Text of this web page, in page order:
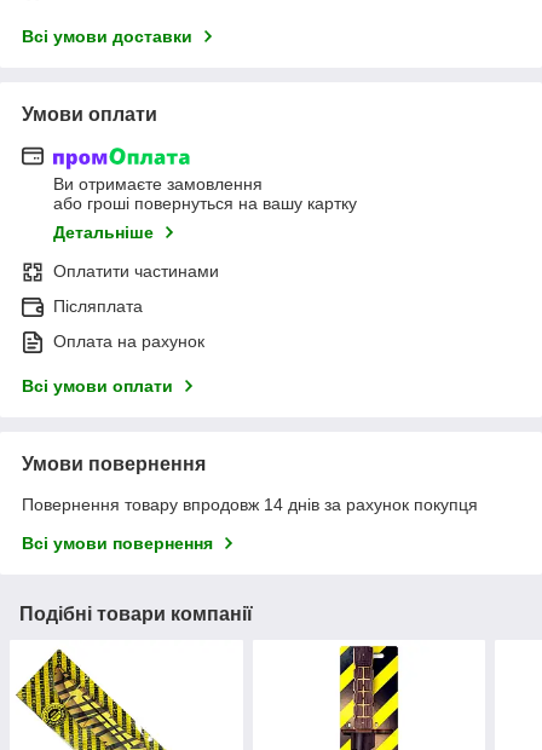
Всі умови доставки
Умови оплати
Ви отримаєте замовлення
або гроші повернуться на вашу картку
Детальніше
Оплатити частинами
Післяплата
Оплата на рахунок
Всі умови оплати
Умови повернення
Повернення товару впродовж 14 днів за рахунок покупця
Всі умови повернення
Подібні товари компанії